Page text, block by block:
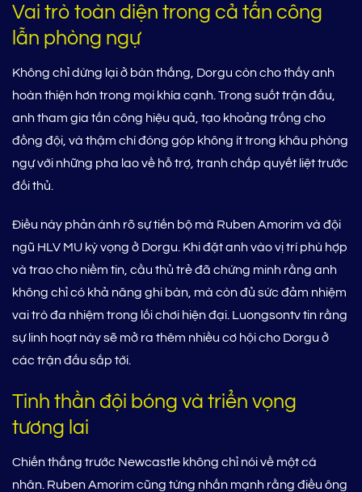
Vai trò toàn diện trong cả tấn công
lẫn phòng ngự
Không chỉ dừng lại ở bàn thắng, Dorgu còn cho thấy anh
hoàn thiện hơn trong mọi khía cạnh. Trong suốt trận đấu,
anh tham gia tấn công hiệu quả, tạo khoảng trống cho
đồng đội, và thậm chí đóng góp không ít trong khâu phòng
ngự với những pha lao về hỗ trợ, tranh chấp quyết liệt trước
đối thủ.
Điều này phản ánh rõ sự tiến bộ mà Ruben Amorim và đội
ngũ HLV MU kỳ vọng ở Dorgu. Khi đặt anh vào vị trí phù hợp
và trao cho niềm tin, cầu thủ trẻ đã chứng minh rằng anh
không chỉ có khả năng ghi bàn, mà còn đủ sức đảm nhiệm
vai trò đa nhiệm trong lối chơi hiện đại. Luongsontv tin rằng
sự linh hoạt này sẽ mở ra thêm nhiều cơ hội cho Dorgu ở
các trận đấu sắp tới.
Tinh thần đội bóng và triển vọng
tương lai
Chiến thắng trước Newcastle không chỉ nói về một cá
nhân. Ruben Amorim cũng từng nhấn mạnh rằng điều ông